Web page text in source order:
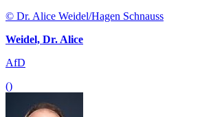
© Dr. Alice Weidel/Hagen Schnauss
Weidel, Dr. Alice
AfD
()